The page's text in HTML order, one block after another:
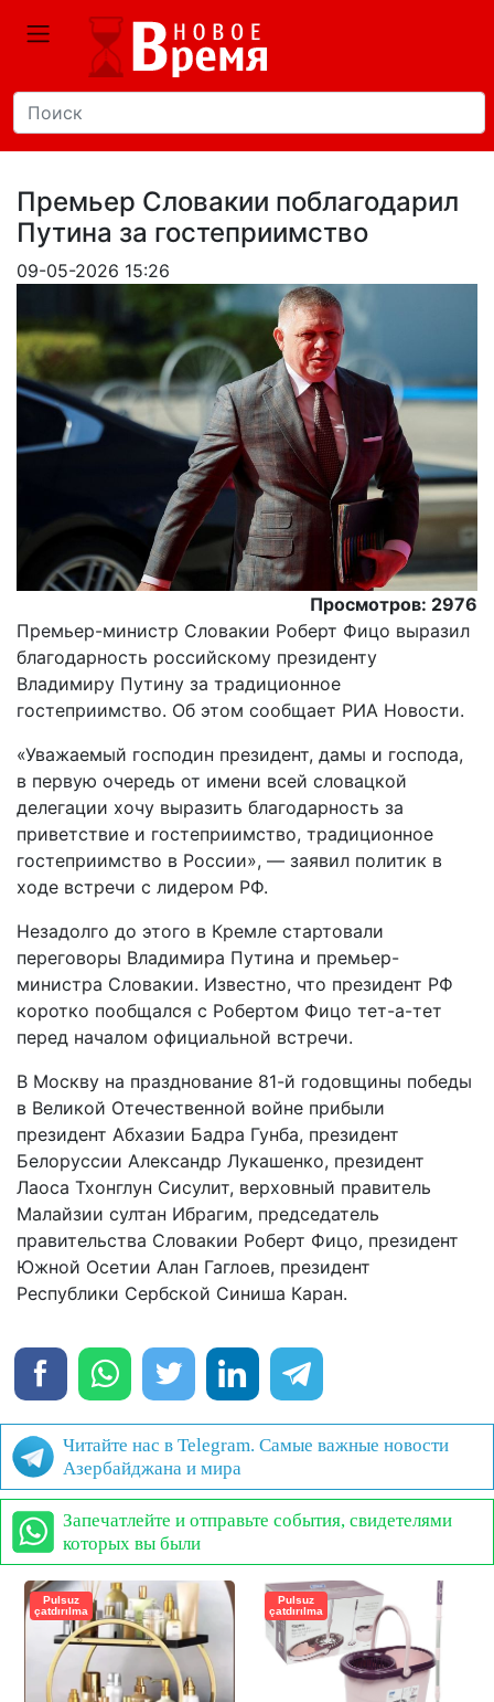
Премьер Словакии поблагодарил
Путина за гостеприимство
09-05-2026 15:26
Просмотров: 2976
Премьер-министр Словакии Роберт Фицо выразил
благодарность российскому президенту
Владимиру Путину за традиционное
гостеприимство. Об этом сообщает РИА Новости.
«Уважаемый господин президент, дамы и господа,
в первую очередь от имени всей словацкой
делегации хочу выразить благодарность за
приветствие и гостеприимство, традиционное
гостеприимство в России», — заявил политик в
ходе встречи с лидером РФ.
Незадолго до этого в Кремле стартовали
переговоры Владимира Путина и премьер-
министра Словакии. Известно, что президент РФ
коротко пообщался с Робертом Фицо тет-а-тет
перед началом официальной встречи.
В Москву на празднование 81-й годовщины победы
в Великой Отечественной войне прибыли
президент Абхазии Бадра Гунба, президент
Белоруссии Александр Лукашенко, президент
Лаоса Тхонглун Сисулит, верховный правитель
Малайзии султан Ибрагим, председатель
правительства Словакии Роберт Фицо, президент
Южной Осетии Алан Гаглоев, президент
Республики Сербской Синиша Каран.
Читайте нас в Telegram. Самые важные новости
Азербайджана и мира
Запечатлейте и отправьте события, свидетелями
которых вы были